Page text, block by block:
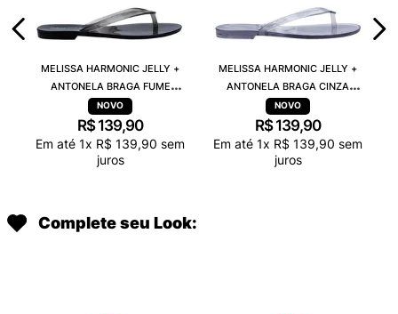
MELISSA HARMONIC JELLY +
ANTONELA BRAGA FUME
TRANSPARENTE 38263
R$ 139,90
Em até 1x R$ 139,90 sem
juros
MELISSA HARMONIC JELLY +
ANTONELA BRAGA CINZA
TRANSPARENTE 38263
R$ 139,90
Em até 1x R$ 139,90 sem
juros
Complete seu Look: